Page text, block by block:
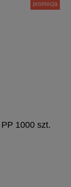
1000 szt.
promocja